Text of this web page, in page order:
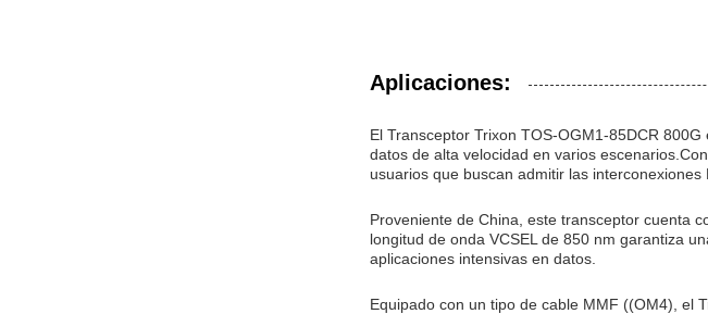
Aplicaciones:
El Transceptor Trixon TOS-OGM1-85DCR
datos de alta velocidad en varios
usuarios que buscan admitir las interconexiones
Proveniente de China, este transceptor cuenta
longitud de onda VCSEL de 850 nm garantiza
aplicaciones intensivas en datos.
Equipado con un tipo de cable MMF ((OM4), el